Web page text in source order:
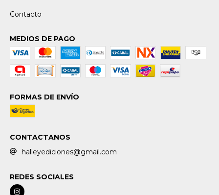
Contacto
MEDIOS DE PAGO
FORMAS DE ENVÍO
CONTACTANOS
halleyediciones@gmail.com
REDES SOCIALES